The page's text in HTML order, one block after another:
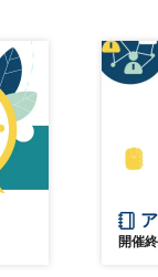
開催